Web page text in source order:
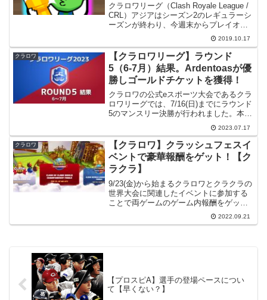
クラロワリーグ（Clash Royale League /
CRL）アジアはシーズン2のレギュラーシ
ーズンが終わり、今週末からプレイオフ
が始まります。そこで、レギュラーシー
ズンを数字で振り返り、がんばった選手
を見てみたいと思います。【注意】...
2019.10.17
クラロワ
【クラロワリーグ】ラウンド
5（6-7月）結果。Ardentoasが優
勝しゴールドチケットを獲得！
クラロワの公式eスポーツ大会であるクラ
ロワリーグでは、7/16(日)までにラウンド
5のマンスリー決勝が行われました。本記
事ではその結果をまとめたいと思いま
す。関連記事今年のクラロワリーグ全般
については以前書いた下記記事をご参照
ください。簡単...
2023.07.17
クラロワ
【クラロワ】クラッシュフェスイ
ベントで豪華報酬をゲット！【ク
ラクラ】
9/23(金)から始まるクラロワとクラクラの
世界大会に関連したイベントに参加する
ことで両ゲームのゲーム内報酬をゲット
できるらしいので詳しく調べてみまし
た。ゲームの進行に役に立つ報酬がもら
2022.09.21
【プロスピA】選手の登場ペースについ
て【早くない？】